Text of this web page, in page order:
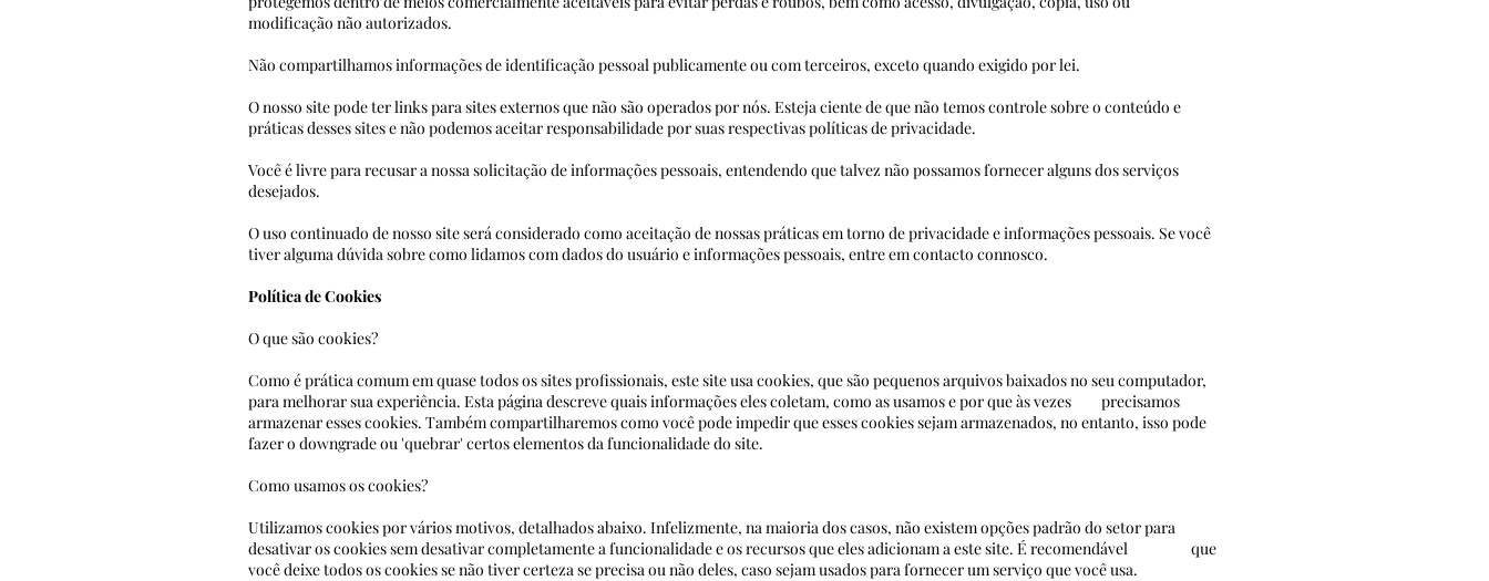
modificação não autorizados.
Não compartilhamos informações de identificação pessoal publicamente ou com terceiros, exceto quando exigido por lei.
O nosso site pode ter links para sites externos que não são operados por nós. Esteja ciente de que não temos controle sobre o conteúdo e
práticas desses sites e não podemos aceitar responsabilidade por suas respectivas políticas de privacidade.
Você é livre para recusar a nossa solicitação de informações pessoais, entendendo que talvez não possamos fornecer alguns dos serviços
desejados.
O uso continuado de nosso site será considerado como aceitação de nossas práticas em torno de privacidade e informações pessoais. Se você
tiver alguma dúvida sobre como lidamos com dados do usuário e informações pessoais, entre em contacto connosco.
Política de Cookies
O que são cookies?
Como é prática comum em quase todos os sites profissionais, este site usa cookies, que são pequenos arquivos baixados no seu computador,
para melhorar sua experiência. Esta página descreve quais informações eles coletam, como as usamos e por que às vezes precisamos
armazenar esses cookies. Também compartilharemos como você pode impedir que esses cookies sejam armazenados, no entanto, isso pode
fazer o downgrade ou 'quebrar' certos elementos da funcionalidade do site.
Como usamos os cookies?
Utilizamos cookies por vários motivos, detalhados abaixo. Infelizmente, na maioria dos casos, não existem opções padrão do setor para
desativar os cookies sem desativar completamente a funcionalidade e os recursos que eles adicionam a este site. É recomendável que
você deixe todos os cookies se não tiver certeza se precisa ou não deles, caso sejam usados ​​para fornecer um serviço que você usa.